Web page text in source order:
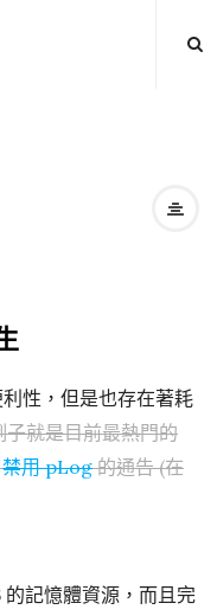
性，但是也存在著耗
子就是目前最熱門的
禁用 pLog的通告 (在
記憶體資源，而且完